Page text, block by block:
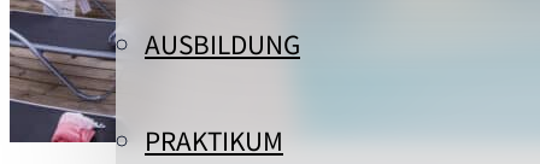
AUSBILDUNG
PRAKTIKUM